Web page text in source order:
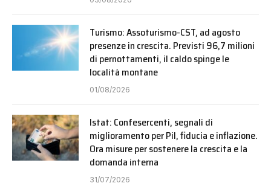
Turismo: Assoturismo-CST, ad agosto
presenze in crescita. Previsti 96,7 milioni
di pernottamenti, il caldo spinge le
località montane
01/08/2026
Istat: Confesercenti, segnali di
miglioramento per Pil, fiducia e inflazione.
Ora misure per sostenere la crescita e la
domanda interna
31/07/2026